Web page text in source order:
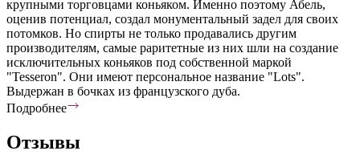
крупными торговцами коньяком. Именно поэтому Абель,
оценив потенциал, создал монументальный задел для своих
потомков. Но спирты не только продавались другим
производителям, самые раритетные из них шли на создание
исключительных коньяков под собственной маркой
"Tesseron". Они имеют персональное название "Lots".
Выдержан в бочках из французского дуба.
Подробнее
Отзывы